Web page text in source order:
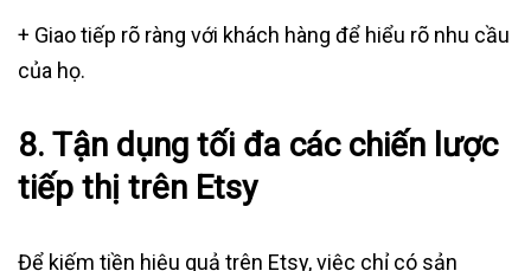
+ Giao tiếp rõ ràng với khách hàng để hiểu rõ nhu cầu
của họ.
8. Tận dụng tối đa các chiến lược
tiếp thị trên Etsy
Để kiếm tiền hiệu quả trên Etsy, việc chỉ có sản